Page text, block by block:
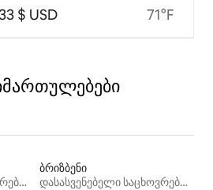
$ USD 71°F
დასასვენებელი საცხოვრებლები
ბრიზბენი
დასასვენებელი საცხოვრებლები